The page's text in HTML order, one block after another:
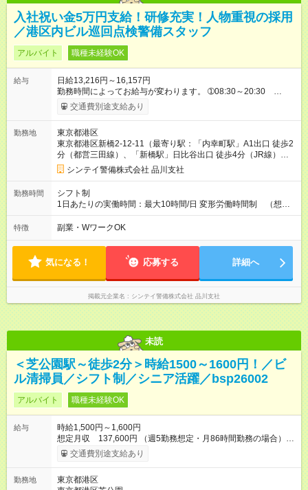
入社祝い金5万円支給！研修充実！人物重視の採用
／港区内ビル巡回点検警備スタッフ
アルバイト 職種未経験OK
給与
日給13,216円～16,157円
勤務時間によってお給与が変わります。 ➀08:30～20:30
13,216円～ ➁20:30～08:30 14,688円～ ※他時間帯のお仕事も
ございます。 ※別途資格手当がございます。 例：自衛消防技
級救命講習修了 250円/日 など 【試用期間】試用期間あり 試
用期間の長さ：2週間 雇用形態、給与は本採用時と同じです。
交通費別途支給あり
勤務地
東京都港区
東京都港区新橋2-12-11（最寄り駅：「内幸町駅」A1出口 徒歩2
分（都営三田線）、「新橋駅」日比谷出口 徒歩4分（JR線）、8
番出口 徒歩5分（東京メトロ銀座線・都営浅草線））
シンテイ警備株式会社 品川支社
勤務時間
シフト制
1日あたりの実働時間：最大10時間/日 変形労働時間制 （想定
労働時間 170時間/月） 【シフト例】 ➀08:30～20:30（休憩時
間120分） ➁20:30～08:30（休憩時間120分）
特徴 副業・WワークOK
気になる！ 応募する 詳細へ
掲載元企業名 シンテイ警備株式会社 品川支社
未読
＜芝公園駅～徒歩2分＞時給1500～1600円！／ビ
ル清掃員／シフト制／シニア活躍／bsp26002
アルバイト 職種未経験OK
給与
時給1,500円～1,600円
想定月収 137,600円 （週5勤務想定・月86時間勤務の場合）
【交通費】 通勤交通費全額支給（公共交通機関のみ）※原則最
安経路 【キャリア支援】 ・キャリアチェンジ応援制度 ・資格取
の無料利用（約200コース）他 【試用期間】試用期間あり 試用
交通費別途支給あり
勤務地
東京都港区